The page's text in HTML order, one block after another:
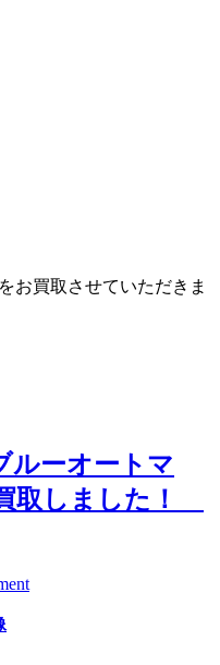
お買取させていただきま
ルーオートマ
取しました！